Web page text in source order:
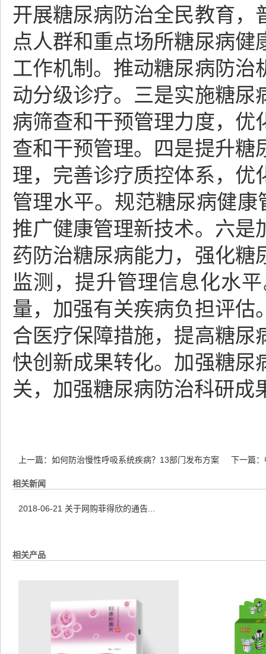
开展糖尿病防治全民教育，
点人群和重点场所糖尿病
工作机制。推动糖尿病防治
动分级诊疗。三是实施糖尿
病筛查和干预管理力度，优
查和干预管理。四是提升糖
理，完善诊疗质控体系，优
管理水平。规范糖尿病健康
推广健康管理新技术。六是
药防治糖尿病能力，强化糖
监测，提升管理信息化水
量，加强有关疾病负担评估
合医疗保障措施，提高糖尿
快创新成果转化。加强糖尿
关，加强糖尿病防治科研成
上一篇： 如何防治慢性呼吸系统疾病？13部门发布方案 下一篇：
相关新闻
2018-06-21 关于网购菲得欣的通告...
相关产品